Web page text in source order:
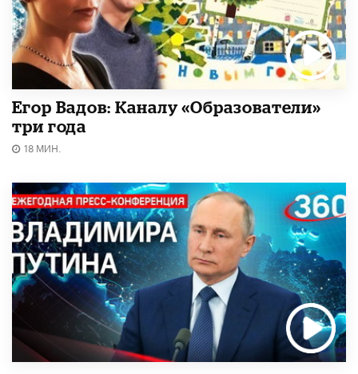
Егор Вадов: Каналу «Образователи»
три года
18 МИН.